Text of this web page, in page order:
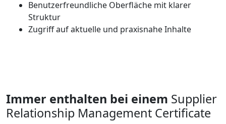
Benutzerfreundliche Oberfläche mit klarer
Struktur
Zugriff auf aktuelle und praxisnahe Inhalte
Immer enthalten bei einem Supplier
Relationship Management Certificate